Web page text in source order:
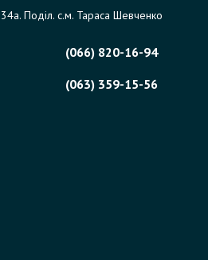
34а. Поділ. с.м. Тараса Шевченко
(066) 820-16-94
(063) 359-15-56